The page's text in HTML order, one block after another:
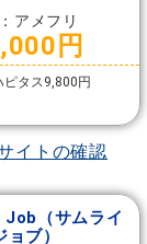
アメフリ
円
ピタス9,800円
イトの確認
（サムライ
ョブ）